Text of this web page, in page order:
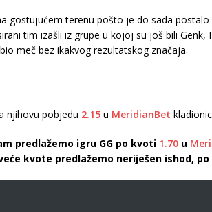
gostujućem terenu pošto je do sada
tim izašli iz grupe u kojoj su još bili Genk,
meč bez ikakvog rezultatskog značaja.
njihovu pobjedu 2.15 u MeridianBet
predlažemo igru GG po kvoti 1.70 u
kvote predlažemo neriješen ishod,